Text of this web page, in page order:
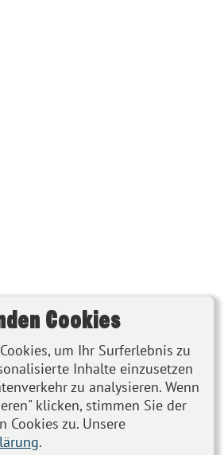
Cookies
um Ihr Surferlebnis zu
Inhalte einzusetzen
zu analysieren. Wenn
klicken, stimmen Sie der
Cookies zu. Unsere
.